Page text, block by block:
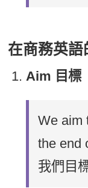
在商務英
Aim 目標
We aim
the end
我們目